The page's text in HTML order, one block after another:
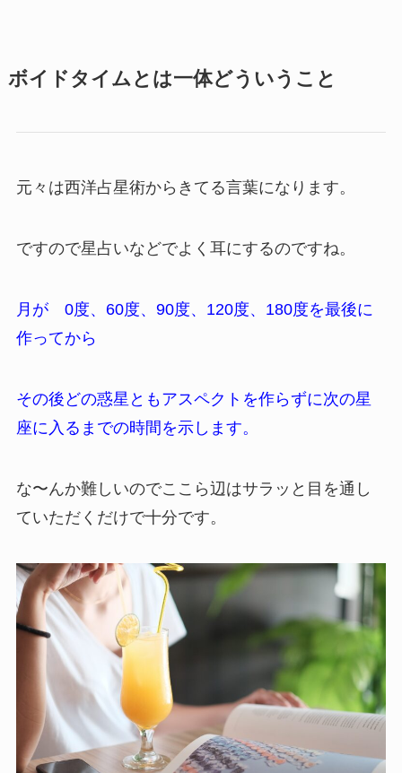
ボイドタイムとは一体どういうこと
元々は西洋占星術からきてる言葉になります。
ですので星占いなどでよく耳にするのですね。
月が 0度、60度、90度、120度、180度を最後に
作ってから
その後どの惑星ともアスペクトを作らずに次の星
座に入るまでの時間を示します。
な〜んか難しいのでここら辺はサラッと目を通し
ていただくだけで十分です。